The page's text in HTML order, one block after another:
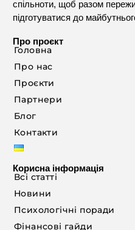
спільноти, щоб разом
підготуватися до
Про проєкт
Головна
Про нас
Проєкти
Партнери
Блог
Контакти
Корисна інформація
Всі статті
Новини
Психологічні поради
Фінансові гайди